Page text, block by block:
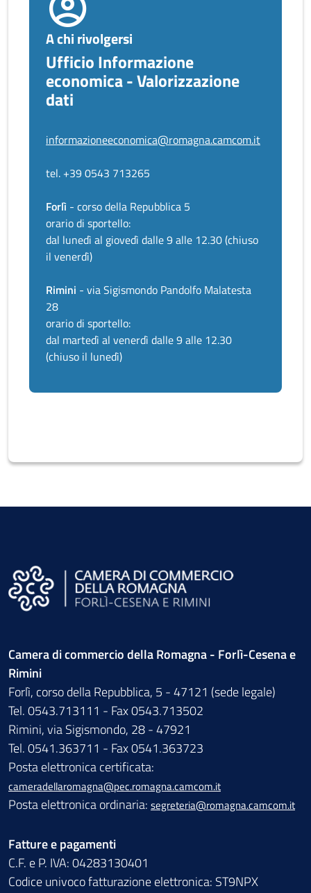
A chi rivolgersi
Ufficio Informazione
economica - Valorizzazione
dati
informazioneeconomica@romagna.camcom.it
tel. +39 0543 713265
Forlì - corso della Repubblica 5
orario di sportello:
dal lunedì al giovedì dalle 9 alle 12.30 (chiuso
il venerdì)
Rimini - via Sigismondo Pandolfo Malatesta
28
orario di sportello:
dal martedì al venerdì dalle 9 alle 12.30
(chiuso il lunedì)
Camera di commercio della Romagna - Forlì-Cesena e
Rimini
Forlì, corso della Repubblica, 5 - 47121 (sede legale)
Tel. 0543.713111 - Fax 0543.713502
Rimini, via Sigismondo, 28 - 47921
Tel. 0541.363711 - Fax 0541.363723
Posta elettronica certificata:
cameradellaromagna@pec.romagna.camcom.it
Posta elettronica ordinaria: segreteria@romagna.camcom.it
Fatture e pagamenti
C.F. e P. IVA: 04283130401
Codice univoco fatturazione elettronica: ST9NPX